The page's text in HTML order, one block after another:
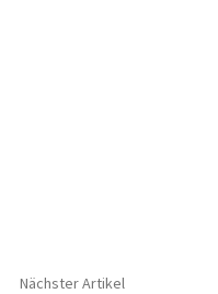
Nächster Artikel